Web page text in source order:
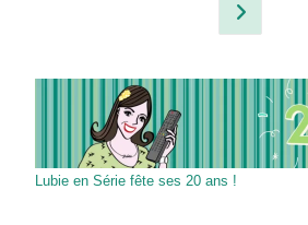
Aller à la
Lubie en Série fête ses 20 ans !